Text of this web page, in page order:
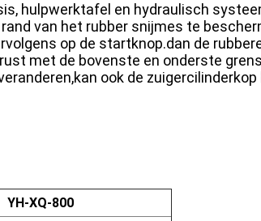
hulpwerktafel en hydraulisch
van het rubber snijmes te
op de startknop.dan de
met de bovenste en onderste
ook de
YH-XQ-800